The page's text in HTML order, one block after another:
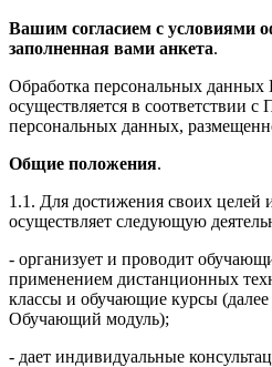
Вашим согласием с условиями
заполненная вами анкета.
Обработка персональных данных
осуществляется в соответствии с
персональных данных,
Общие положения.
1.1. Для достижения своих целей
осуществляет следующую
- организует и проводит
применением дистанционных
классы и обучающие курсы
Обучающий модуль);
- дает индивидуальные